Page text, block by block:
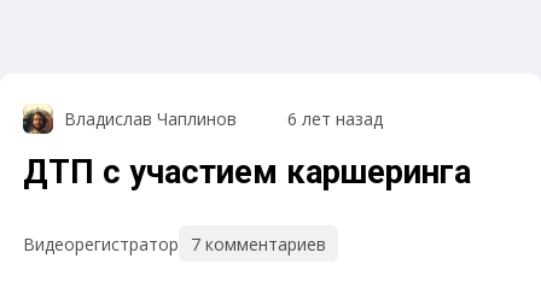
Владислав Чаплинов 6 лет назад
ДТП с участием каршеринга
Видеорегистратор 7 комментариев